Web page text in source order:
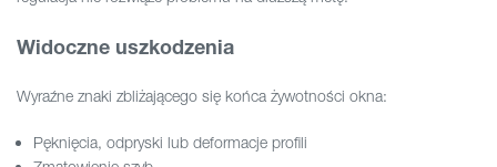
Widoczne uszkodzenia
Wyraźne znaki zbliżającego się końca żywotności okna:
Pęknięcia, odpryski lub deformacje profili